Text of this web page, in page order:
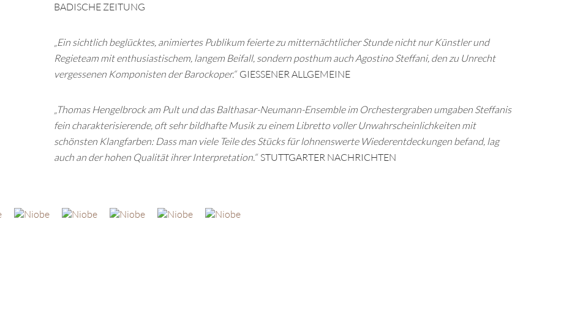
BADISCHE ZEITUNG
„Ein sichtlich beglücktes, animiertes Publikum feierte zu mitternächtlicher Stunde nicht nur Künstler und
Regieteam mit enthusiastischem, langem Beifall, sondern posthum auch Agostino Steffani, den zu Unrecht
vergessenen Komponisten der Barockoper.“GIESSENER ALLGEMEINE
„Thomas Hengelbrock am Pult und das Balthasar-Neumann-Ensemble im Orchestergraben umgaben Steffanis
fein charakterisierende, oft sehr bildhafte Musik zu einem Libretto voller Unwahrscheinlichkeiten mit
schönsten Klangfarben: Dass man viele Teile des Stücks für lohnenswerte Wiederentdeckungen befand, lag
auch an der hohen Qualität ihrer Interpretation.“STUTTGARTER NACHRICHTEN